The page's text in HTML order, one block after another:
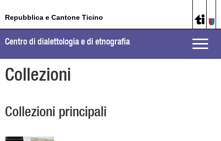
Repubblica e Cantone Ticino
Toggle
Centro di dialettologia e di etnografia
Collezioni
Collezioni principali